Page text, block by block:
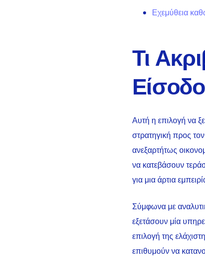
Εχεμύθεια
Τι
Αυτή η επιλογή να
στρατηγική προς
ανεξαρτήτως
να κατεβάσουν
για μια άρτια
Σύμφωνα με
εξετάσουν μία
επιλογή της
επιθυμούν να